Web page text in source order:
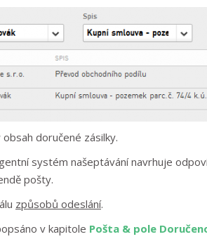
doručené zásilky.
systém našeptávání navrhuje
pošty.
způsobů odeslání.
v kapitole Pošta & pole